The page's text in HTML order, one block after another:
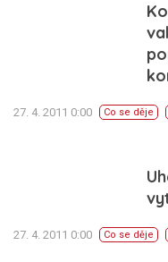
27. 4. 2011 0:00 Co se děje
27. 4. 2011 0:00 Co se děje